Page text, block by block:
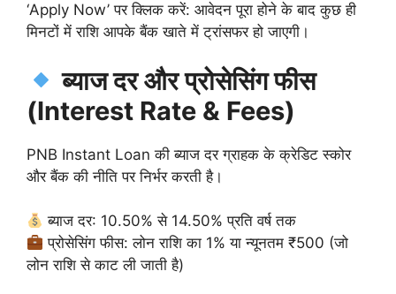
‘Apply Now’ पर क्लिक करें: आवेदन पूरा होने के बाद कुछ ही
मिनटों में राशि आपके बैंक खाते में ट्रांसफर हो जाएगी।
ब्याज दर और प्रोसेसिंग फीस
(Interest Rate & Fees)
PNB Instant Loan की ब्याज दर ग्राहक के क्रेडिट स्कोर
और बैंक की नीति पर निर्भर करती है।
ब्याज दर: 10.50% से 14.50% प्रति वर्ष तक
प्रोसेसिंग फीस: लोन राशि का 1% या न्यूनतम ₹500 (जो
लोन राशि से काट ली जाती है)